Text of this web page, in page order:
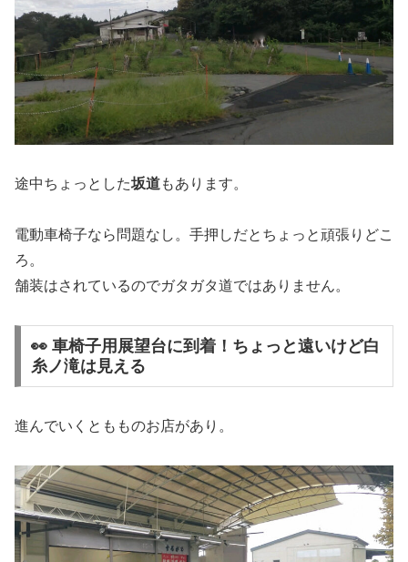
途中ちょっとした坂道もあります。
電動車椅子なら問題なし。手押しだとちょっと頑張りどこ
ろ。
舗装はされているのでガタガタ道ではありません。
👀 車椅子用展望台に到着！ちょっと遠いけど白
糸ノ滝は見える
進んでいくともものお店があり。